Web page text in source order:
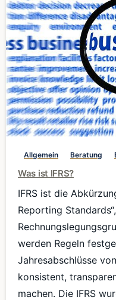
Allgemein Beratung
Was ist IFRS?
IFRS ist die
Reporting
werden Regeln
Jahresabschlüsse
konsistent,
machen. Die IFRS